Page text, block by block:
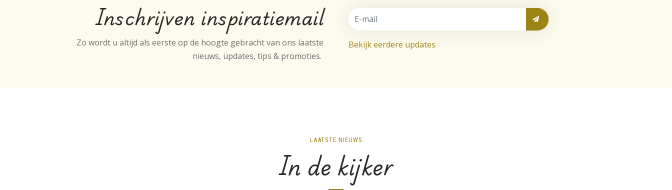
Inschrijven inspiratiemail
Zo wordt u altijd als eerste op de hoogte gebracht van ons laatste
nieuws, updates, tips & promoties.
Bekijk eerdere updates
LAATSTE NIEUWS
In de kijker